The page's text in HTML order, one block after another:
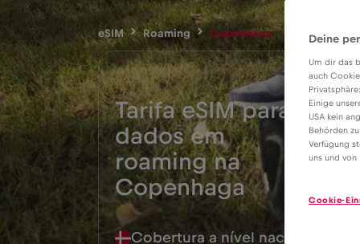
eSIM Roaming Copenhaga
Tarifa eSIM para
dados em
roaming na
Copenhaga
2€/
Cobertura a nível nacional
Deine
Um dir das
auch
Einige
USA kein
Behörden
Verfügung
uns und von
Cookie-